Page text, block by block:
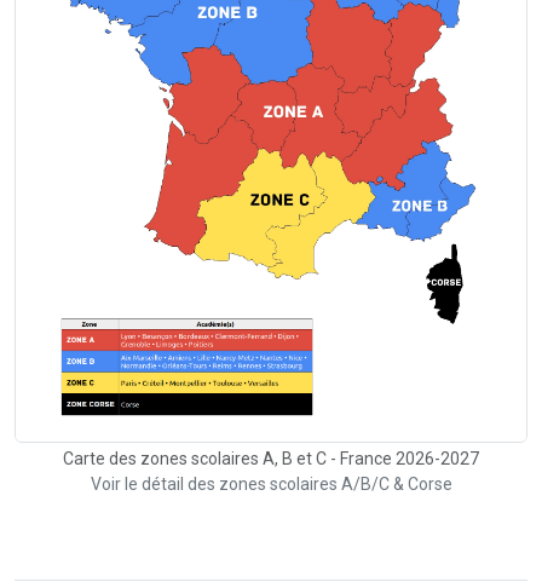
Carte des zones scolaires A, B et C - France 2026-2027
Voir le détail des zones scolaires A/B/C & Corse